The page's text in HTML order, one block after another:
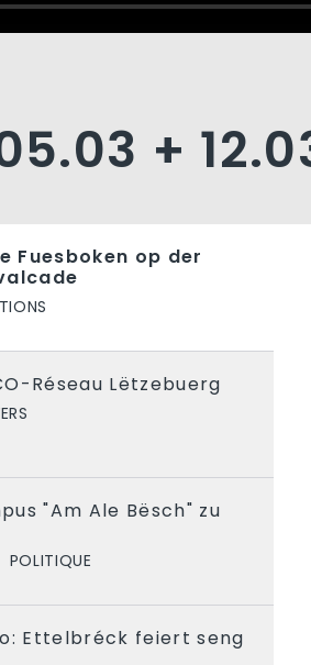
+
Fuesboken op der
Réseau Lëtzebuerg
"Am Ale Bësch" zu
POLITIQUE
Ettelbréck feiert seng